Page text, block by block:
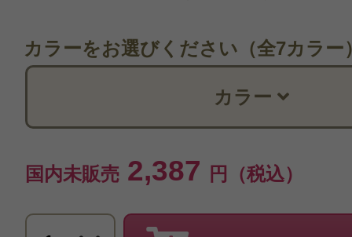
カラーをお選びください（全7カラー
カラー
国内未販売 2,387 円（税込）